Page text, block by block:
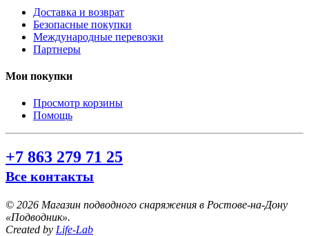
Доставка и возврат
Безопасные покупки
Международные перевозки
Партнеры
Мои покупки
Просмотр корзины
Помощь
+7 863 279 71 25
Все контакты
© 2026 Магазин подводного снаряжения в Ростове-на-Дону
«Подводник».
Created by Life-Lab